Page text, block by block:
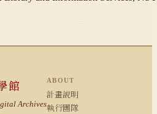
館
Archives
ABOUT
計畫說明
執行團隊